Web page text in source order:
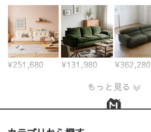
¥251,680 ¥131,980 ¥362,280
もっと見る